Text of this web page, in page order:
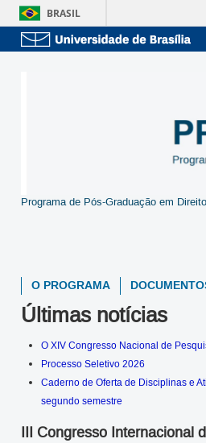
BRASIL
Programa de Pós-Graduação em
O PROGRAMA
Últimas notícias
O XIV Congresso Nacional de
Processo Seletivo 2026
Caderno de Oferta de Disciplinas e
segundo semestre
III Congresso Internacional